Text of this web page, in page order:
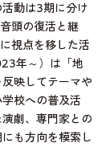
動は3期に分け
頭の復活と継
視点を移した活
年～）は「地
映してテーマや
校への普及活
劇、専門家との
も方向を模索し